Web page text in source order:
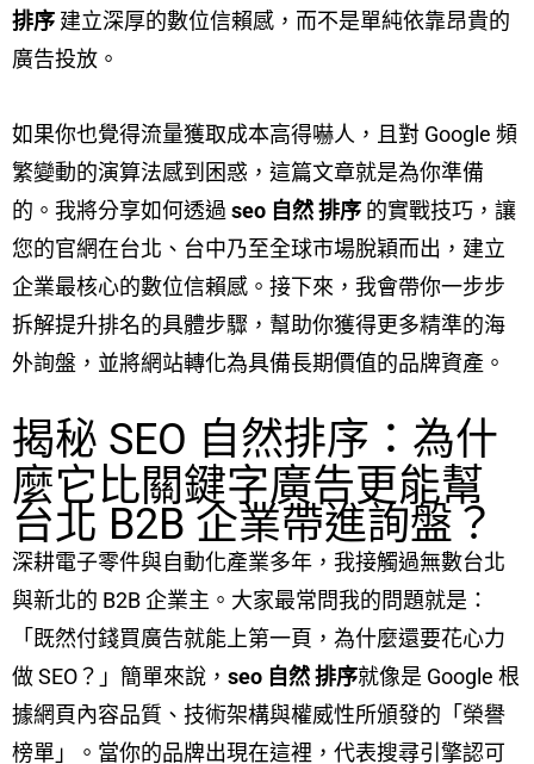
排序 建立深厚的數位信賴感，而不是單純依靠昂貴的
廣告投放。
如果你也覺得流量獲取成本高得嚇人，且對 Google 頻
繁變動的演算法感到困惑，這篇文章就是為你準備
的。我將分享如何透過seo 自然 排序 的實戰技巧，讓
您的官網在台北、台中乃至全球市場脫穎而出，建立
企業最核心的數位信賴感。接下來，我會帶你一步步
拆解提升排名的具體步驟，幫助你獲得更多精準的海
外詢盤，並將網站轉化為具備長期價值的品牌資產。
揭秘 SEO 自然排序：為什
麼它比關鍵字廣告更能幫
台北 B2B 企業帶進詢盤？
深耕電子零件與自動化產業多年，我接觸過無數台北
與新北的 B2B 企業主。大家最常問我的問題就是：
「既然付錢買廣告就能上第一頁，為什麼還要花心力
做 SEO？」簡單來說， seo 自然 排序就像是 Google 根
據網頁內容品質、技術架構與權威性所頒發的「榮譽
榜單」。當你的品牌出現在這裡，代表搜尋引擎認可